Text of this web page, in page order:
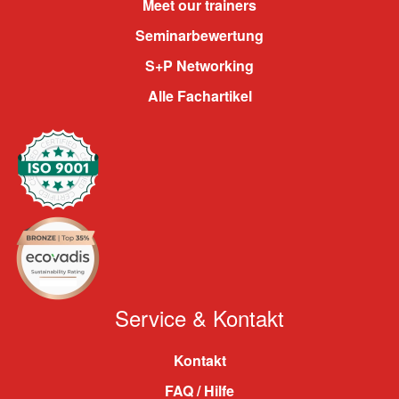
Meet our trainers
Seminarbewertung
S+P Networking
Alle Fachartikel
Service & Kontakt
Kontakt
FAQ / Hilfe